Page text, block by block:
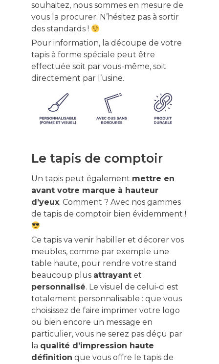
souhaitez, nous sommes en mesure de
vous la procurer. N’hésitez pas à sortir
des standards !
Pour information, la découpe de votre
tapis à forme spéciale peut être
effectuée soit par vous-même, soit
directement par l’usine.
Le tapis de comptoir
Un tapis peut également mettre en
avant votre marque à hauteur
d’yeux. Comment ? Avec nos gammes
de tapis de comptoir bien évidemment !
Ce tapis va venir habiller et décorer vos
meubles, comme par exemple une
table haute, pour rendre votre stand
beaucoup plus attrayant et
personnalisé. Le visuel de celui-ci est
totalement personnalisable : que vous
choisissez de faire imprimer votre logo
ou bien encore un message en
particulier, vous ne serez pas déçu par
la qualité d’impression haute
définition que vous offre le tapis de